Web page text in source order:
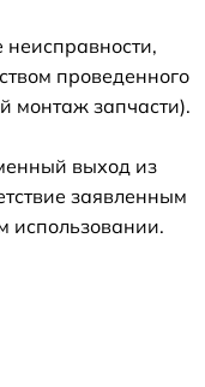
проведенного
монтаж запчасти).
выход из
заявленным
использовании.